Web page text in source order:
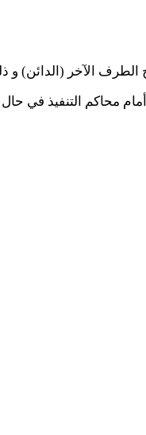
الآخر (الدائن)
أمام محاكم التنفيذ في